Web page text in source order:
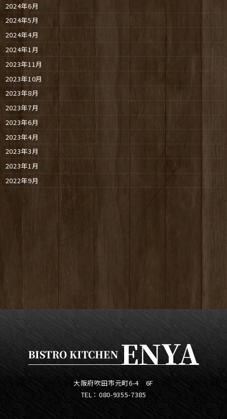
2024年6月
2024年5月
2024年4月
2024年1月
2023年11月
2023年10月
2023年8月
2023年7月
2023年6月
2023年4月
2023年3月
2023年1月
2022年9月
大阪府吹田市元町6-4 6F
TEL：080-9355-7385